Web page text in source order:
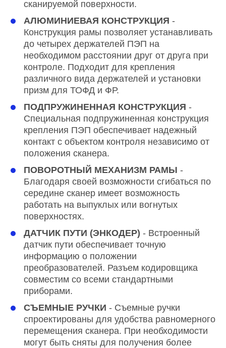
сканируемой поверхности.
АЛЮМИНИЕВАЯ КОНСТРУКЦИЯ -
Конструкция рамы позволяет устанавливать
до четырех держателей ПЭП на
необходимом расстоянии друг от друга при
контроле. Подходит для крепления
различного вида держателей и установки
призм для ТОФД и ФР.
ПОДПРУЖИНЕННАЯ КОНСТРУКЦИЯ -
Специальная подпружиненная конструкция
крепления ПЭП обеспечивает надежный
контакт с объектом контроля независимо от
положения сканера.
ПОВОРОТНЫЙ МЕХАНИЗМ РАМЫ -
Благодаря своей возможности сгибаться по
середине сканер имеет возможность
работать на выпуклых или вогнутых
поверхностях.
ДАТЧИК ПУТИ (ЭНКОДЕР) - Встроенный
датчик пути обеспечивает точную
информацию о положении
преобразователей. Разъем кодировщика
совместим со всеми стандартными
приборами.
СЪЕМНЫЕ РУЧКИ - Съемные ручки
спроектированы для удобства равномерного
перемещения сканера. При необходимости
могут быть сняты для получения более